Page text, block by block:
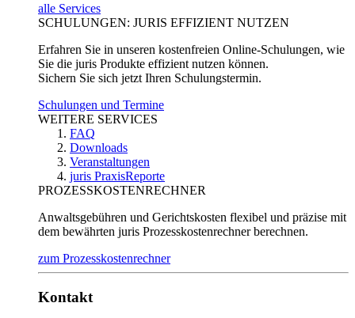
alle Services
SCHULUNGEN: JURIS EFFIZIENT NUTZEN
Erfahren Sie in unseren kostenfreien Online-Schulungen, wie
Sie die juris Produkte effizient nutzen können.
Sichern Sie sich jetzt Ihren Schulungstermin.
Schulungen und Termine
WEITERE SERVICES
FAQ
Downloads
Veranstaltungen
juris PraxisReporte
PROZESSKOSTENRECHNER
Anwaltsgebühren und Gerichtskosten flexibel und präzise mit
dem bewährten juris Prozesskostenrechner berechnen.
zum Prozesskostenrechner
Kontakt